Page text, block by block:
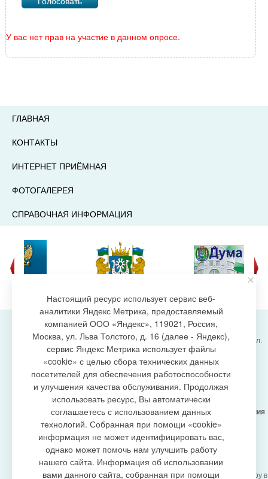
У вас нет прав на участие в данном опросе.
ГЛАВНАЯ
КОНТАКТЫ
ИНТЕРНЕТ ПРИЁМНАЯ
ФОТОГАЛЕРЕЯ
СПРАВОЧНАЯ ИНФОРМАЦИЯ
создание сайта
Администрация городского поселения Излучинск, ул.
Энергетиков, 6, пгт. Излучинск, Нижневартовский
район,
Ханты-Мансийский автономный округ-Югра
(Тюменская область), 628634
Сетевое изданиеhttps://www.gp-izluchinsk.ru
16+
Учредитель -Администрация городского поселения
Излучинск
Главный редактор - Бурич Денис Ярославович
Телефон/факс: (3466) 28-13-77 , e-mail:
admizl@rambler.ru
Сетевое изданиеhttps://www.gp-izluchinsk.ru
зарегистрировано Федеральной службой по надзору в
Настоящий ресурс использует сервис веб-
аналитики Яндекс Метрика, предоставляемый
компанией ООО «Яндекс», 119021, Россия,
Москва, ул. Льва Толстого, д. 16 (далее - Яндекс),
сервис Яндекс Метрика использует файлы
«cookie» с целью сбора технических данных
посетителей для обеспечения работоспособности
и улучшения качества обслуживания. Продолжая
использовать ресурс, Вы автоматически
соглашаетесь с использованием данных
технологий. Собранная при помощи «cookie»
информация не может идентифицировать вас,
однако может помочь нам улучшить работу
нашего сайта. Информация об использовании
вами данного сайта, собранная при помощи